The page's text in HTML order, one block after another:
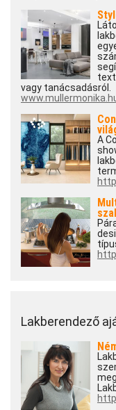
vagy tanácsadásról.
A
Lakberendező